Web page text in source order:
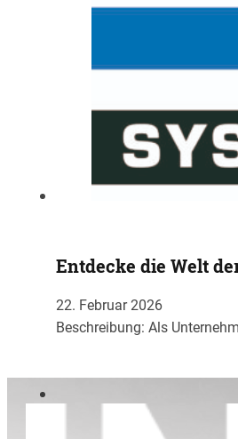
Entdecke die Welt
22. Februar 2026
Beschreibung: Als